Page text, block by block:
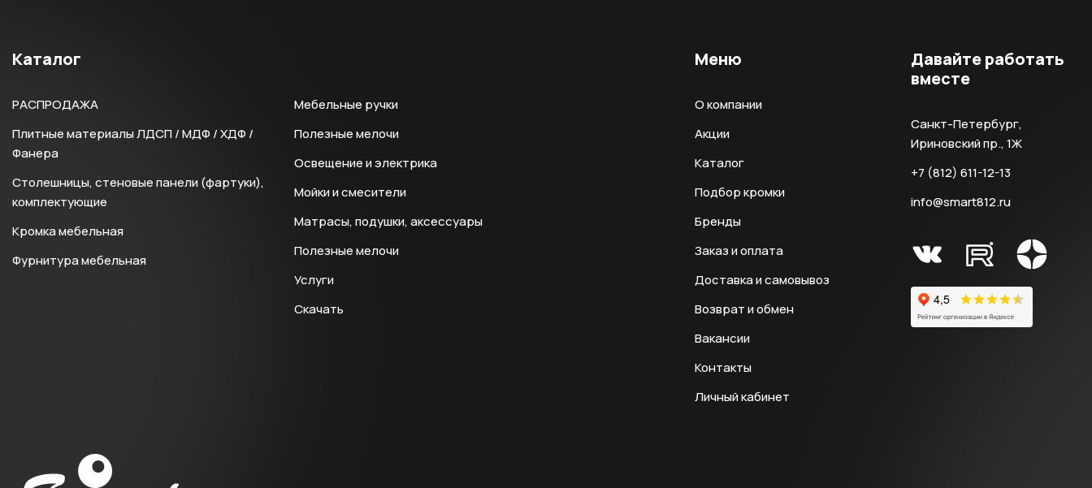
Каталог
РАСПРОДАЖА
Плитные материалы ЛДСП / МДФ / ХДФ /
Фанера
Столешницы, стеновые панели (фартуки),
комплектующие
Кромка мебельная
Фурнитура мебельная
Мебельные ручки
Полезные мелочи
Освещение и электрика
Мойки и смесители
Матрасы, подушки, аксессуары
Полезные мелочи
Услуги
Скачать
Меню
О компании
Акции
Каталог
Подбор кромки
Бренды
Заказ и оплата
Доставка и самовывоз
Возврат и обмен
Вакансии
Контакты
Личный кабинет
Давайте работать
вместе
Санкт-Петербург,
Ириновский пр., 1Ж
+7 (812) 611-12-13
info@smart812.ru